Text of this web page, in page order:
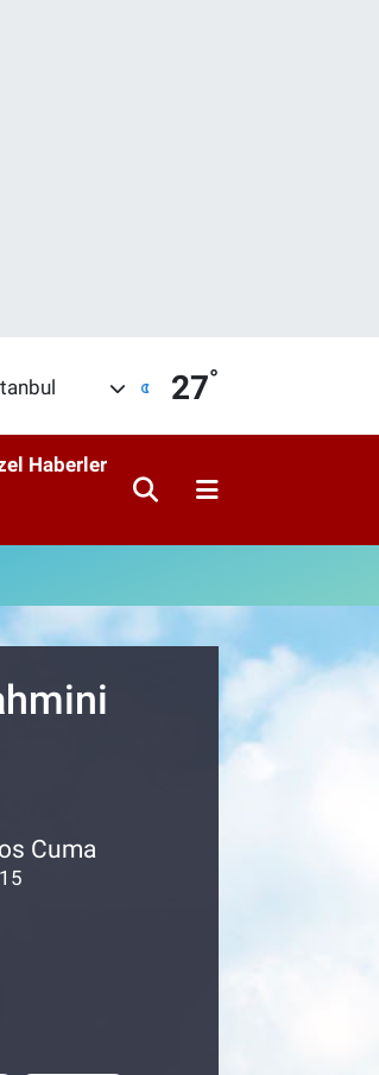
27°
Haberler
Cuma